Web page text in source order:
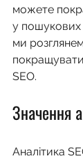
можете
у пошукових
ми
SEO.
Значення
Аналітика